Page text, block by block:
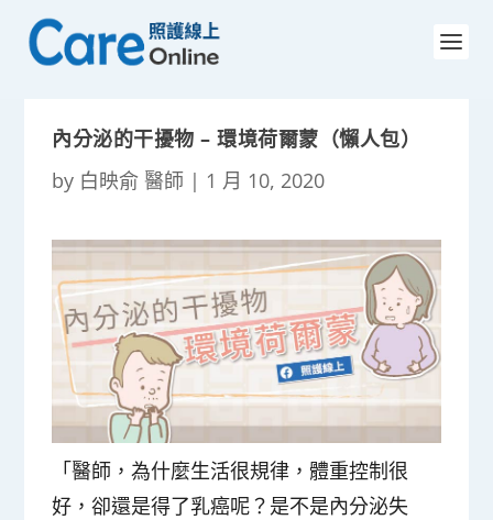
內分泌的干擾物 – 環境荷爾蒙（懶人包）
by 白映俞 醫師 | 1 月 10, 2020
「醫師，為什麼生活很規律，體重控制很
好，卻還是得了乳癌呢？是不是內分泌失